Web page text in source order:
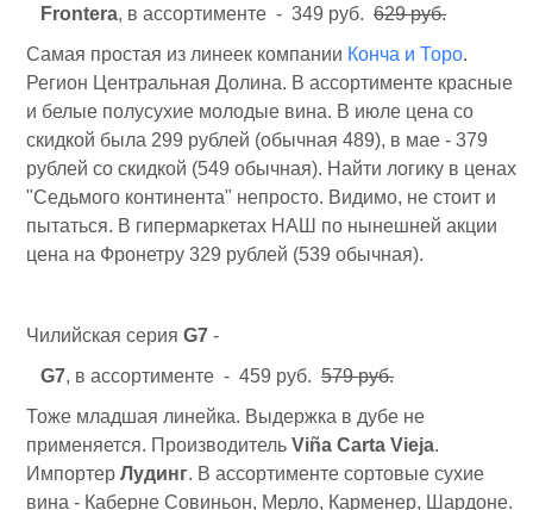
Frontera, в ассортименте - 349 руб. 629 руб.
Самая простая из линеек компании Конча и Торо.
Регион Центральная Долина. В ассортименте красные
и белые полусухие молодые вина. В июле цена со
скидкой была 299 рублей (обычная 489), в мае - 379
рублей со скидкой (549 обычная). Найти логику в ценах
"Седьмого континента" непросто. Видимо, не стоит и
пытаться. В гипермаркетах НАШ по нынешней акции
цена на Фронетру 329 рублей (539 обычная).
Чилийская серия G7 -
G7, в ассортименте - 459 руб. 579 руб.
Тоже младшая линейка. Выдержка в дубе не
применяется. Производитель Viña Carta Vieja.
Импортер Лудинг. В ассортименте сортовые сухие
вина - Каберне Совиньон, Мерло, Карменер, Шардоне.